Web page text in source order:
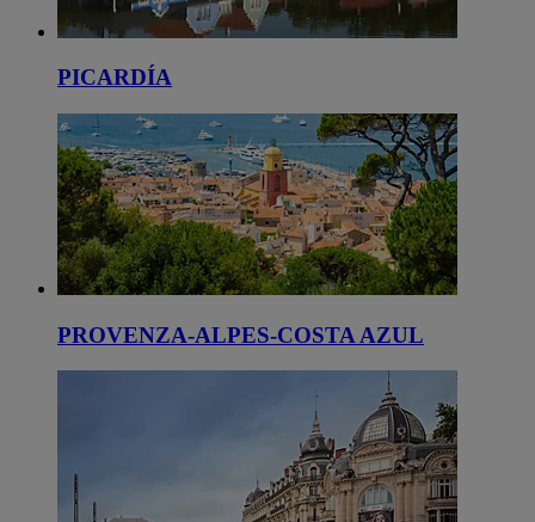
PICARDÍA
PROVENZA-ALPES-COSTA AZUL